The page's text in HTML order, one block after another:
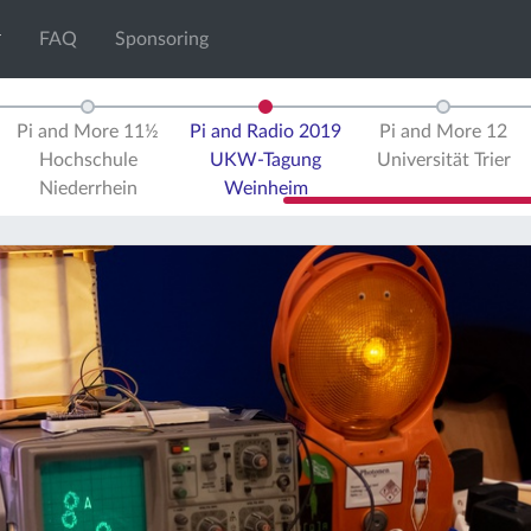
FAQ Sponsoring
Pi and More 11½
Hochschule
Niederrhein
Pi and Radio 2019
UKW-Tagung
Weinheim
Pi and More 12
Universität Trier